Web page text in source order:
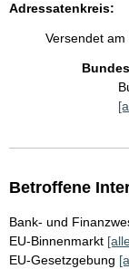
Adressatenkreis:
Versendet
Betroffene
Bank- und
EU-Binnenmarkt
EU-Gesetzgebung